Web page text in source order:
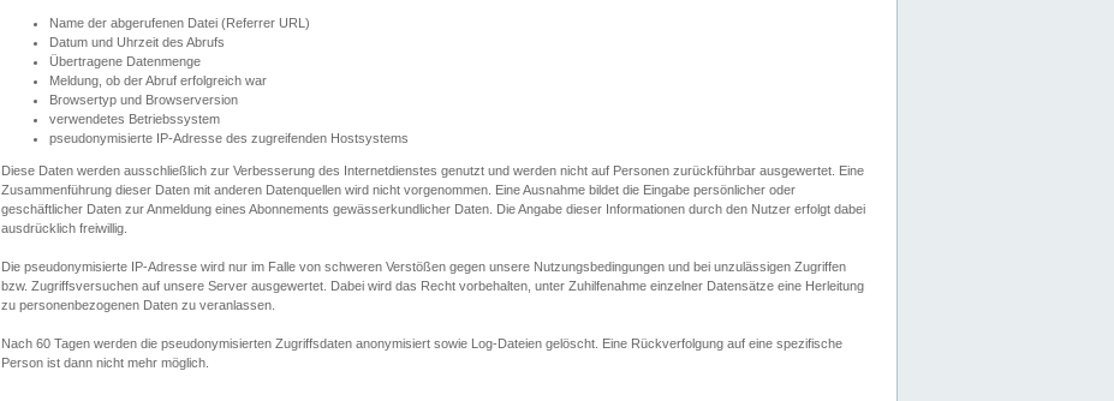
Name der abgerufenen Datei (Referrer URL)
Datum und Uhrzeit des Abrufs
Übertragene Datenmenge
Meldung, ob der Abruf erfolgreich war
Browsertyp und Browserversion
verwendetes Betriebssystem
pseudonymisierte IP-Adresse des zugreifenden Hostsystems
Diese Daten werden ausschließlich zur Verbesserung des Internetdienstes genutzt und werden nicht auf Personen zurückführbar ausgewertet. Eine
Zusammenführung dieser Daten mit anderen Datenquellen wird nicht vorgenommen. Eine Ausnahme bildet die Eingabe persönlicher oder
geschäftlicher Daten zur Anmeldung eines Abonnements gewässerkundlicher Daten. Die Angabe dieser Informationen durch den Nutzer erfolgt dabei
ausdrücklich freiwillig.
Die pseudonymisierte IP-Adresse wird nur im Falle von schweren Verstößen gegen unsere Nutzungsbedingungen und bei unzulässigen Zugriffen
bzw. Zugriffsversuchen auf unsere Server ausgewertet. Dabei wird das Recht vorbehalten, unter Zuhilfenahme einzelner Datensätze eine Herleitung
zu personenbezogenen Daten zu veranlassen.
Nach 60 Tagen werden die pseudonymisierten Zugriffsdaten anonymisiert sowie Log-Dateien gelöscht. Eine Rückverfolgung auf eine spezifische
Person ist dann nicht mehr möglich.